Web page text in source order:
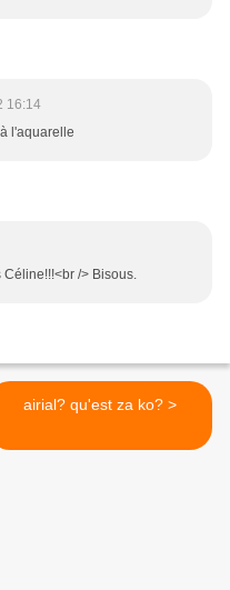
16:14
l'aquarelle
/> Bisous.
airial? qu'est za ko? >